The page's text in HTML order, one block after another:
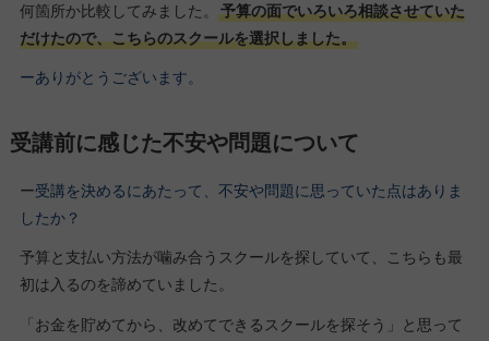
何箇所か比較してみました。
予算の面でいろいろ相談させていた
だけたので、こちらのスクールを選択しました。
ーありがとうございます。
受講前に感じた不安や問題について
ー受講を決めるにあたって、不安や問題に思っていた点はありま
したか？
予算と支払い方法が噛み合うスクールを探していて、こちらも最
初は入るのを諦めていました。
「お金を貯めてから、改めてできるスクールを探そう」と思って